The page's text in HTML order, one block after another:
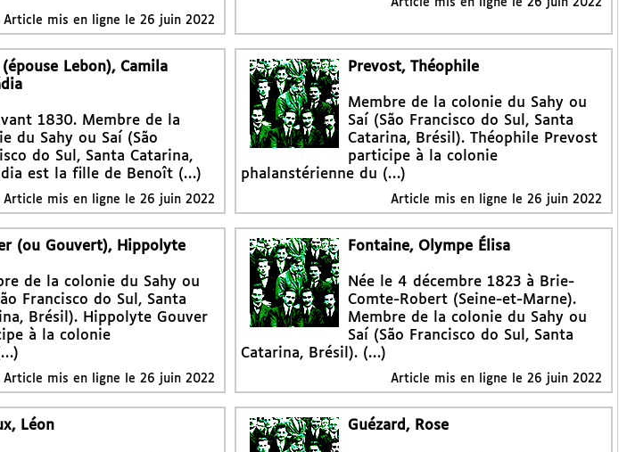
Article mis en ligne le 26 juin 2022
Lebon), Camila
1830. Membre de la
du Sahy ou Saí (São
do Sul, Santa Catarina,
est la fille de Benoît (…)
Article mis en ligne le 26 juin 2022
Prevost, Théophile
Membre de la colonie du Sahy ou
Saí (São Francisco do Sul, Santa
Catarina, Brésil). Théophile Prevost
participe à la colonie
phalanstérienne du (…)
Article mis en ligne le26 juin 2022
(ou Gouvert), Hippolyte
de la colonie du Sahy ou
Francisco do Sul, Santa
Brésil). Hippolyte Gouver
à la colonie
Article mis en ligne le 26 juin 2022
Fontaine, Olympe Élisa
Née le 4 décembre 1823 à Brie-
Comte-Robert (Seine-et-Marne).
Membre de la colonie du Sahy ou
Saí (São Francisco do Sul, Santa
Catarina, Brésil). (…)
Article mis en ligne le26 juin 2022
Léon Guézard, Rose